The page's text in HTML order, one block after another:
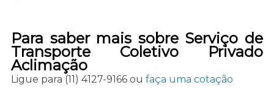
Para saber mais sobre Serviço de
Transporte Coletivo Privado
Aclimação
Ligue para (11) 4127-9166ou faça uma cotação